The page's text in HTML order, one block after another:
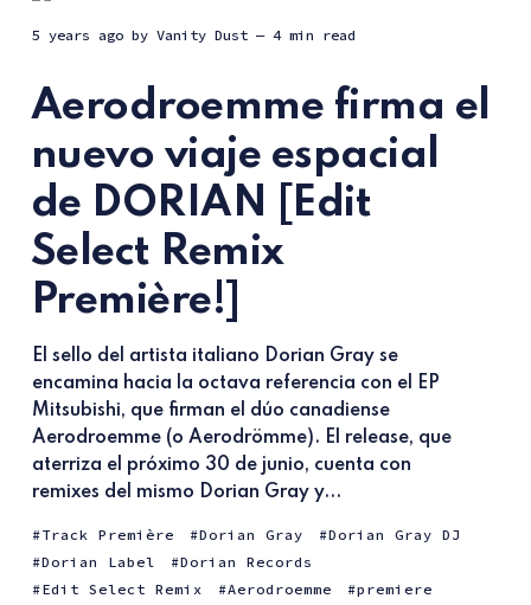
5 years agoby Vanity Dust — 4 min read
Aerodroemme firma el
nuevo viaje espacial
de DORIAN [Edit
Select Remix
Première!]
El sello del artista italiano Dorian Gray se
encamina hacia la octava referencia con el EP
Mitsubishi, que firman el dúo canadiense
Aerodroemme (o Aerodrömme). El release, que
aterriza el próximo 30 de junio, cuenta con
remixes del mismo Dorian Gray y...
Track Première Dorian Gray
Dorian Gray DJ
Dorian Label
Dorian Records
Edit Select Remix
Aerodroemme
premiere